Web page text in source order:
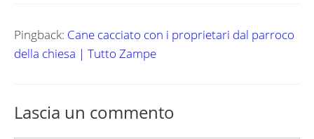
Pingback: Cane cacciato con i proprietari dal parroco
della chiesa | Tutto Zampe
Lascia un commento